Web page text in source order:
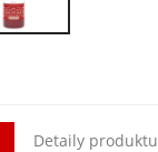
Detaily produktu